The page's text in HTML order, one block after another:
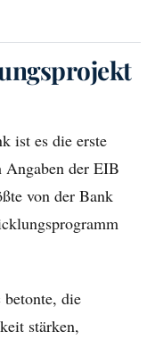
ist es die erste
der EIB
von der Bank
die
stärken,